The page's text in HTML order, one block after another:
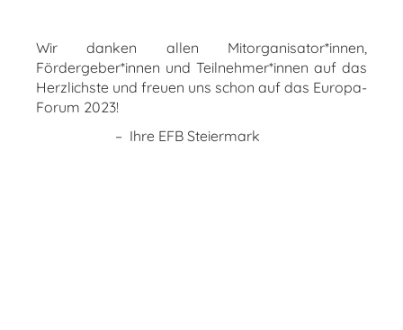
Wir danken allen Mitorganisator*innen,
Fördergeber*innen und Teilnehmer*innen auf das
Herzlichste und freuen uns schon auf das Europa-
Forum 2023!
– Ihre EFB Steiermark